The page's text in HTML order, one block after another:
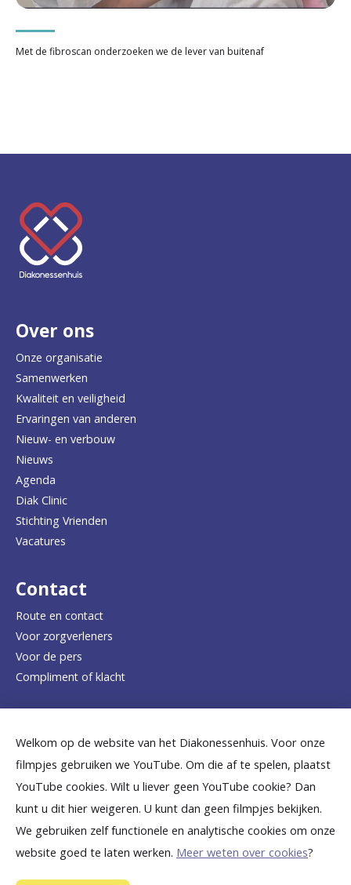
Met de fibroscan onderzoeken we de lever van buitenaf
Welkom op de website van het Diakonessenhuis. Voor onze
filmpjes gebruiken we YouTube. Om die af te spelen, plaatst
YouTube cookies. Wilt u liever geen YouTube cookie? Dan
kunt u dit hier weigeren. U kunt dan geen filmpjes bekijken.
We gebruiken zelf functionele en analytische cookies om onze
website goed te laten werken. Meer weten over cookies?
K
e
e
t
e
r
u
g
n
a
a
d
e
h
o
p
a
g
e
Over ons
Onze organisatie
Samenwerken
Kwaliteit en veiligheid
Ervaringen van anderen
Nieuw- en verbouw
Nieuws
Agenda
Diak Clinic
Stichting Vrienden
Vacatures
Contact
Route en contact
Voor zorgverleners
Voor de pers
Compliment of klacht
Dicht bij jou
B
e
k
B
e
k
B
e
k
B
e
k
B
e
k